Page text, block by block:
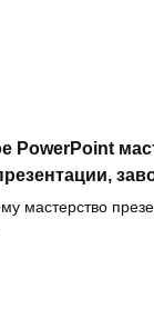
PowerPoint
мастерство